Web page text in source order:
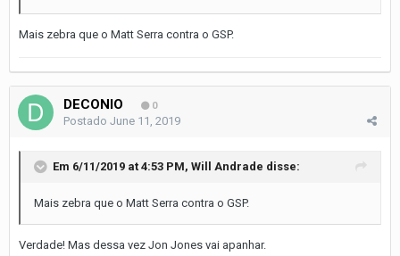
Mais zebra que o Matt Serra contra o GSP.
DECONIO 0
Postado June 11, 2019
Em 6/11/2019 at 4:53 PM, Will Andrade disse:
Mais zebra que o Matt Serra contra o GSP.
Verdade! Mas dessa vez Jon Jones vai apanhar.